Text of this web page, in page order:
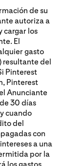
de su
autoriza a
cargar los
El
gasto
resultante del
Pinterest
Pinterest
Anunciante
30 días
cuando
del
con
a una
por la